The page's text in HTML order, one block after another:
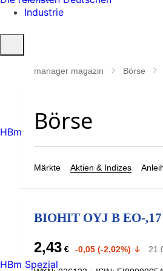
Industrie
öffnen
manager magazin Börse
Märkte Aktien & Indizes
BIOHIT OYJ B EO-,17
2,43 € -0,05 (-2,02%)
HBm
HBm Spezial